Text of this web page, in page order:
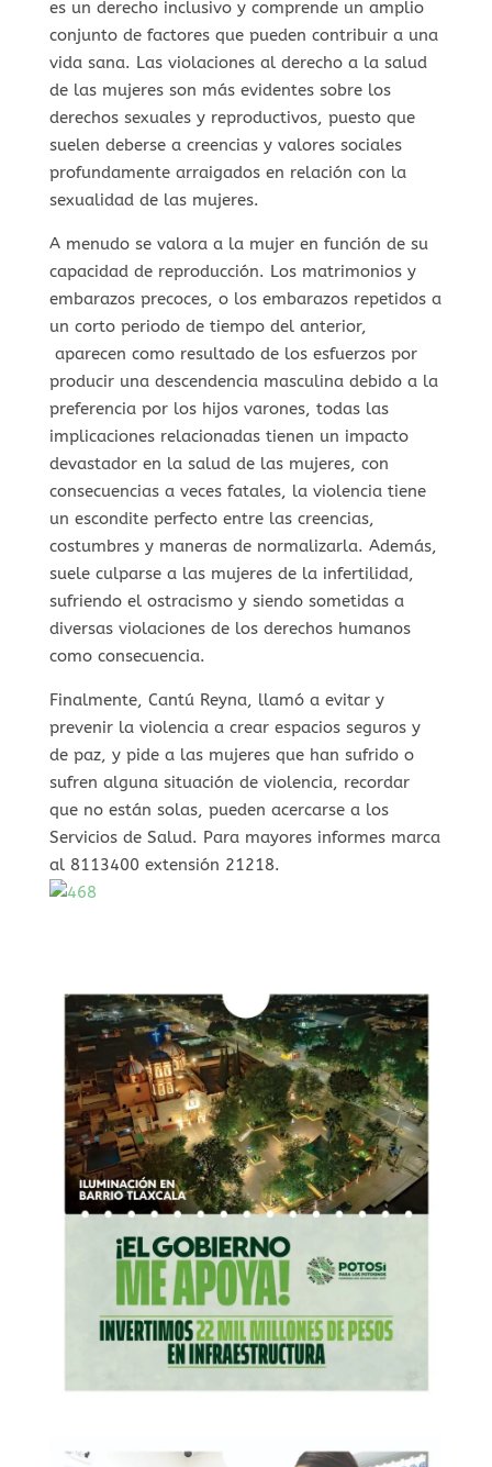
es un derecho inclusivo y comprende un amplio
conjunto de factores que pueden contribuir a una
vida sana. Las violaciones al derecho a la salud
de las mujeres son más evidentes sobre los
derechos sexuales y reproductivos, puesto que
suelen deberse a creencias y valores sociales
profundamente arraigados en relación con la
sexualidad de las mujeres.
A menudo se valora a la mujer en función de su
capacidad de reproducción. Los matrimonios y
embarazos precoces, o los embarazos repetidos a
un corto periodo de tiempo del anterior,
aparecen como resultado de los esfuerzos por
producir una descendencia masculina debido a la
preferencia por los hijos varones, todas las
implicaciones relacionadas tienen un impacto
devastador en la salud de las mujeres, con
consecuencias a veces fatales, la violencia tiene
un escondite perfecto entre las creencias,
costumbres y maneras de normalizarla. Además,
suele culparse a las mujeres de la infertilidad,
sufriendo el ostracismo y siendo sometidas a
diversas violaciones de los derechos humanos
como consecuencia.
Finalmente, Cantú Reyna, llamó a evitar y
prevenir la violencia a crear espacios seguros y
de paz, y pide a las mujeres que han sufrido o
sufren alguna situación de violencia, recordar
que no están solas, pueden acercarse a los
Servicios de Salud. Para mayores informes marca
al 8113400 extensión 21218.